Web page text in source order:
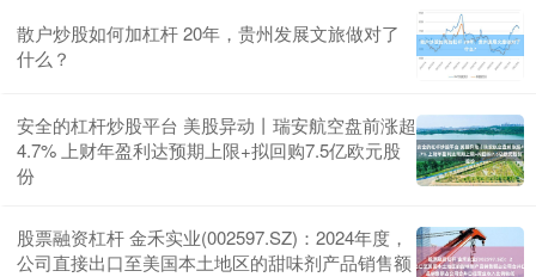
散户炒股如何加杠杆 20年，贵州发展文旅做对了
什么？
安全的杠杆炒股平台 美股异动丨瑞安航空盘前涨超
4.7% 上财年盈利达预期上限+拟回购7.5亿欧元股
份
股票融资杠杆 金禾实业(002597.SZ)：2024年度，
公司直接出口至美国本土地区的甜味剂产品销售额